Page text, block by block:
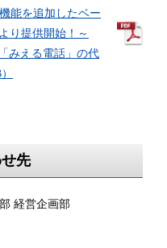
能を追加したベー
り提供開始！～
みえる電話」の代
先
経営企画部